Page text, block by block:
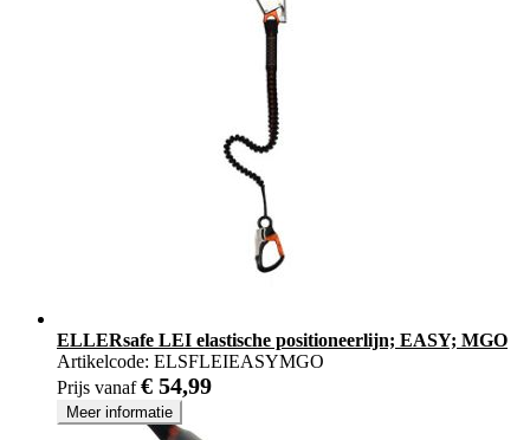
ELLERsafe LEI elastische positioneerlijn; EASY; MGO
Artikelcode: ELSFLEIEASYMGO
Prijs vanaf € 54,99
Meer informatie